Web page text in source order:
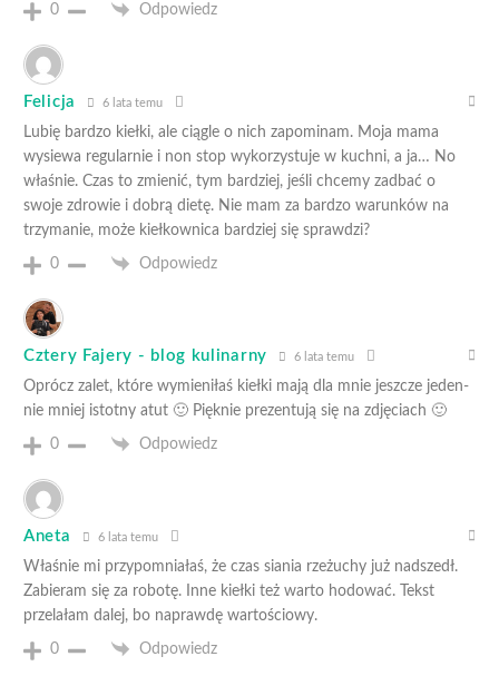
0 Odpowiedz
Felicja 6 lata temu
Lubię bardzo kiełki, ale ciągle o nich zapominam. Moja mama
wysiewa regularnie i non stop wykorzystuje w kuchni, a ja… No
właśnie. Czas to zmienić, tym bardziej, jeśli chcemy zadbać o
swoje zdrowie i dobrą dietę. Nie mam za bardzo warunków na
trzymanie, może kiełkownica bardziej się sprawdzi?
0 Odpowiedz
Cztery Fajery - blog kulinarny 6 lata temu
Oprócz zalet, które wymieniłaś kiełki mają dla mnie jeszcze jeden-
nie mniej istotny atut 🙂 Pięknie prezentują się na zdjęciach 🙂
0 Odpowiedz
Aneta 6 lata temu
Właśnie mi przypomniałaś, że czas siania rzeżuchy już nadszedł.
Zabieram się za robotę. Inne kiełki też warto hodować. Tekst
przelałam dalej, bo naprawdę wartościowy.
0 Odpowiedz